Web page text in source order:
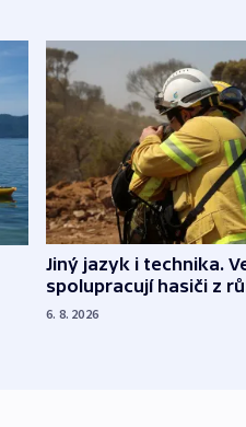
Jiný jazyk i technika.
spolupracují hasiči z
6. 8. 2026